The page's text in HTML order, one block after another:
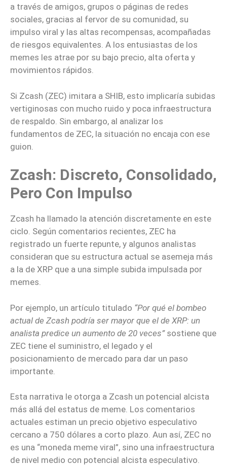
a través de amigos, grupos o páginas de redes
sociales, gracias al fervor de su comunidad, su
impulso viral y las altas recompensas, acompañadas
de riesgos equivalentes. A los entusiastas de los
memes les atrae por su bajo precio, alta oferta y
movimientos rápidos.
Si Zcash (ZEC) imitara a SHIB, esto implicaría subidas
vertiginosas con mucho ruido y poca infraestructura
de respaldo. Sin embargo, al analizar los
fundamentos de ZEC, la situación no encaja con ese
guion.
Zcash: Discreto, Consolidado,
Pero Con Impulso
Zcash ha llamado la atención discretamente en este
ciclo. Según comentarios recientes, ZEC ha
registrado un fuerte repunte, y algunos analistas
consideran que su estructura actual se asemeja más
a la de XRP que a una simple subida impulsada por
memes.
Por ejemplo, un artículo titulado “Por qué el bombeo
actual de Zcash podría ser mayor que el de XRP: un
analista predice un aumento de 20 veces”sostiene que
ZEC tiene el suministro, el legado y el
posicionamiento de mercado para dar un paso
importante.
Esta narrativa le otorga a Zcash un potencial alcista
más allá del estatus de meme. Los comentarios
actuales estiman un precio objetivo especulativo
cercano a 750 dólares a corto plazo. Aun así, ZEC no
es una “moneda meme viral”, sino una infraestructura
de nivel medio con potencial alcista especulativo.